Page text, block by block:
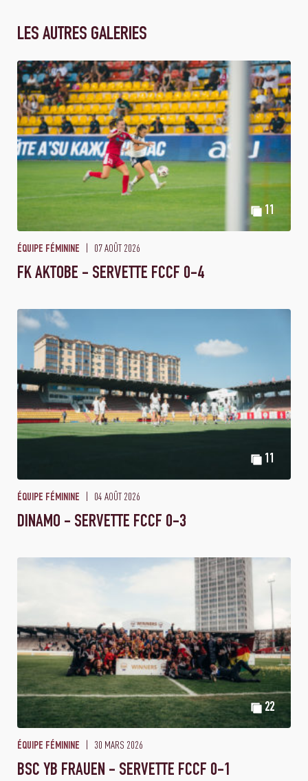
LES AUTRES GALERIES
11
ÉQUIPE FÉMININE 07 AOÛT 2026
FK AKTOBE - SERVETTE FCCF 0-4
11
ÉQUIPE FÉMININE 04 AOÛT 2026
DINAMO - SERVETTE FCCF 0-3
22
ÉQUIPE FÉMININE 30 MARS 2026
BSC YB FRAUEN - SERVETTE FCCF 0-1